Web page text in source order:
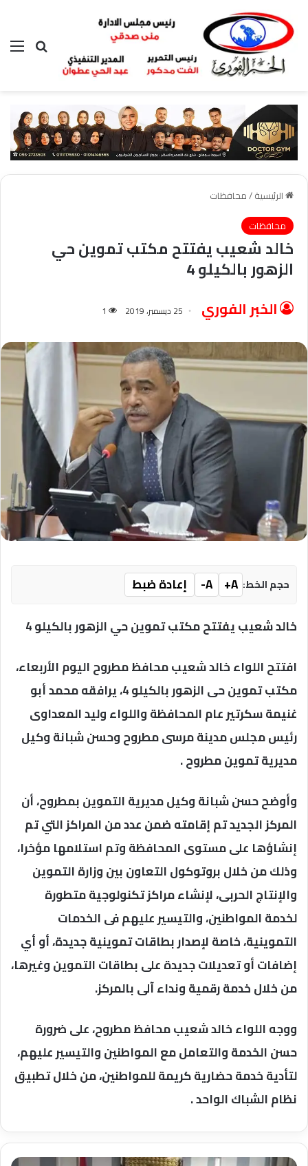
بحث عن
الرئيسية/محافظات
محافظات
خالد شعيب يفتتح مكتب تموين حي
الزهور بالكيلو 4
الخبر الفوري 25 ديسمبر، 2019 1
حجم الخط: A+
A-
إعادة ضبط
خالد شعيب يفتتح مكتب تموين حي الزهور بالكيلو 4
افتتح اللواء خالد شعيب محافظ مطروح اليوم الأربعاء،
مكتب تموين حى الزهور بالكيلو 4، يرافقه محمد أبو
غنيمة سكرتير عام المحافظة واللواء وليد المعداوى
رئيس مجلس مدينة مرسى مطروح وحسن شبانة وكيل
مديرية تموين مطروح .
وأوضح حسن شبانة وكيل مديرية التموين بمطروح، أن
المركز الجديد تم إقامته ضمن عدد من المراكز التي تم
إنشاؤها على مستوى المحافظة وتم استلامها مؤخرا،
وذلك من خلال بروتوكول التعاون بين وزارة التموين
والإنتاج الحربى، لإنشاء مراكز تكنولوجية متطورة
لخدمة المواطنين، والتيسير عليهم فى الخدمات
التموينية، خاصة لإصدار بطاقات تموينية جديدة، أو أي
إضافات أو تعديلات جديدة على بطاقات التموين وغيرها،
من خلال خدمة رقمية ونداء آلى بالمركز.
ووجه اللواء خالد شعيب محافظ مطروح، على ضرورة
حسن الخدمة والتعامل مع المواطنين والتيسير عليهم،
لتأدية خدمة حضارية كريمة للمواطنين، من خلال تطبيق
نظام الشباك الواحد .